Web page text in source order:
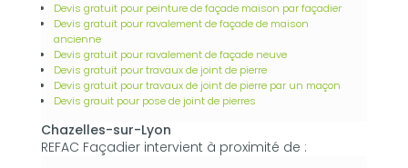
Devis gratuit pour peinture de façade maison par façadier
Devis gratuit pour ravalement de façade de maison
ancienne
Devis gratuit pour ravalement de façade neuve
Devis gratuit pour travaux de joint de pierre
Devis gratuit pour travaux de joint de pierre par un maçon
Devis grauit pour pose de joint de pierres
Chazelles-sur-Lyon
REFAC Façadier intervient à proximité de :